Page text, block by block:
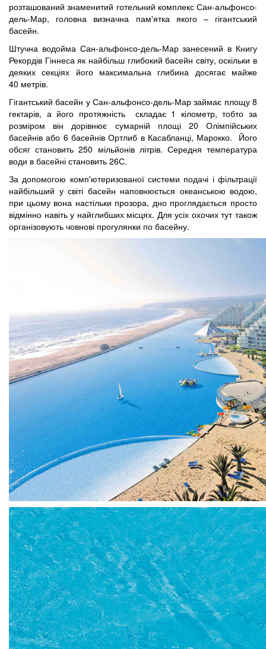
розташований знаменитий готельний комплекс Сан-альфонсо-
дель-Мар, головна визначна пам'ятка якого – гігантський
басейн.
Штучна водойма Сан-альфонсо-дель-Мар занесений в Книгу
Рекордів Гіннеса як найбільш глибокий басейн світу, оскільки в
деяких секціях його максимальна глибина досягає майже
40 метрів.
Гігантський басейн у Сан-альфонсо-дель-Мар займає площу 8
гектарів, а його протяжність складає 1 кілометр, тобто за
розміром він дорівнює сумарній площі 20 Олімпійських
басейнів або 6 басейнів Ортлиб в Касабланці, Марокко. Його
обсяг становить 250 мільйонів літрів. Середня температура
води в басейні становить 26С.
За допомогою комп'ютеризованої системи подачі і фільтрації
найбільший у світі басейн наповнюється океанською водою,
при цьому вона настільки прозора, дно проглядається просто
відмінно навіть у найглибших місцях. Для усіх охочих тут також
організовують човнові прогулянки по басейну.